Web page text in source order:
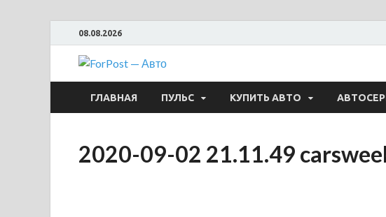
08.08.2026
ForPost — Авто
ГЛАВНАЯ ПУЛЬС КУПИТЬ АВТО
2020-09-02 21.11.49